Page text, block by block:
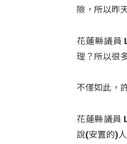
險，所以昨
花蓮縣議員
理？所以很
不僅如此，
花蓮縣議員
說(安置的)